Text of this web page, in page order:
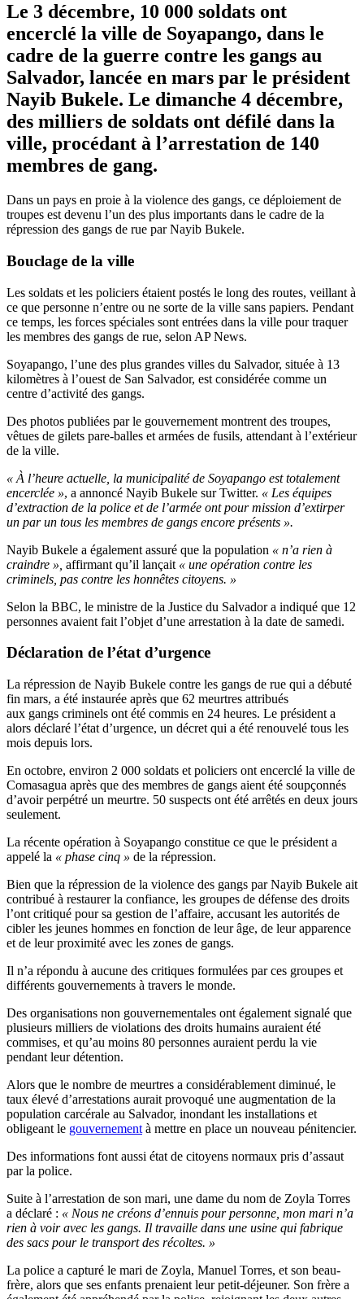
Le 3 décembre, 10 000 soldats ont
encerclé la ville de Soyapango, dans le
cadre de la guerre contre les gangs au
Salvador, lancée en mars par le président
Nayib Bukele. Le dimanche 4 décembre,
des milliers de soldats ont défilé dans la
ville, procédant à l’arrestation de 140
membres de gang.
Dans un pays en proie à la violence des gangs, ce déploiement de
troupes est devenu l’un des plus importants dans le cadre de la
répression des gangs de rue par Nayib Bukele.
Bouclage de la ville
Les soldats et les policiers étaient postés le long des routes, veillant à
ce que personne n’entre ou ne sorte de la ville sans papiers. Pendant
ce temps, les forces spéciales sont entrées dans la ville pour traquer
les membres des gangs de rue, selon AP News.
Soyapango, l’une des plus grandes villes du Salvador, située à 13
kilomètres à l’ouest de San Salvador, est considérée comme un
centre d’activité des gangs.
Des photos publiées par le gouvernement montrent des troupes,
vêtues de gilets pare-balles et armées de fusils, attendant à l’extérieur
de la ville.
« À l’heure actuelle, la municipalité de Soyapango est totalement
encerclée », a annoncé Nayib Bukele sur Twitter. « Les équipes
d’extraction de la police et de l’armée ont pour mission d’extirper
un par un tous les membres de gangs encore présents ».
Nayib Bukele a également assuré que la population « n’a rien à
craindre », affirmant qu’il lançait « une opération contre les
criminels, pas contre les honnêtes citoyens. »
Selon la BBC, le ministre de la Justice du Salvador a indiqué que 12
personnes avaient fait l’objet d’une arrestation à la date de samedi.
Déclaration de l’état d’urgence
La répression de Nayib Bukele contre les gangs de rue qui a débuté
fin mars, a été instaurée après que 62 meurtres attribués
aux gangs criminels ont été commis en 24 heures. Le président a
alors déclaré l’état d’urgence, un décret qui a été renouvelé tous les
mois depuis lors.
En octobre, environ 2 000 soldats et policiers ont encerclé la ville de
Comasagua après que des membres de gangs aient été soupçonnés
d’avoir perpétré un meurtre. 50 suspects ont été arrêtés en deux jours
seulement.
La récente opération à Soyapango constitue ce que le président a
appelé la « phase cinq » de la répression.
Bien que la répression de la violence des gangs par Nayib Bukele ait
contribué à restaurer la confiance, les groupes de défense des droits
l’ont critiqué pour sa gestion de l’affaire, accusant les autorités de
cibler les jeunes hommes en fonction de leur âge, de leur apparence
et de leur proximité avec les zones de gangs.
Il n’a répondu à aucune des critiques formulées par ces groupes et
différents gouvernements à travers le monde.
Des organisations non gouvernementales ont également signalé que
plusieurs milliers de violations des droits humains auraient été
commises, et qu’au moins 80 personnes auraient perdu la vie
pendant leur détention.
Alors que le nombre de meurtres a considérablement diminué, le
taux élevé d’arrestations aurait provoqué une augmentation de la
population carcérale au Salvador, inondant les installations et
obligeant le gouvernement à mettre en place un nouveau pénitencier.
Des informations font aussi état de citoyens normaux pris d’assaut
par la police.
Suite à l’arrestation de son mari, une dame du nom de Zoyla Torres
a déclaré : « Nous ne créons d’ennuis pour personne, mon mari n’a
rien à voir avec les gangs. Il travaille dans une usine qui fabrique
des sacs pour le transport des récoltes. »
La police a capturé le mari de Zoyla, Manuel Torres, et son beau-
frère, alors que ses enfants prenaient leur petit-déjeuner. Son frère a